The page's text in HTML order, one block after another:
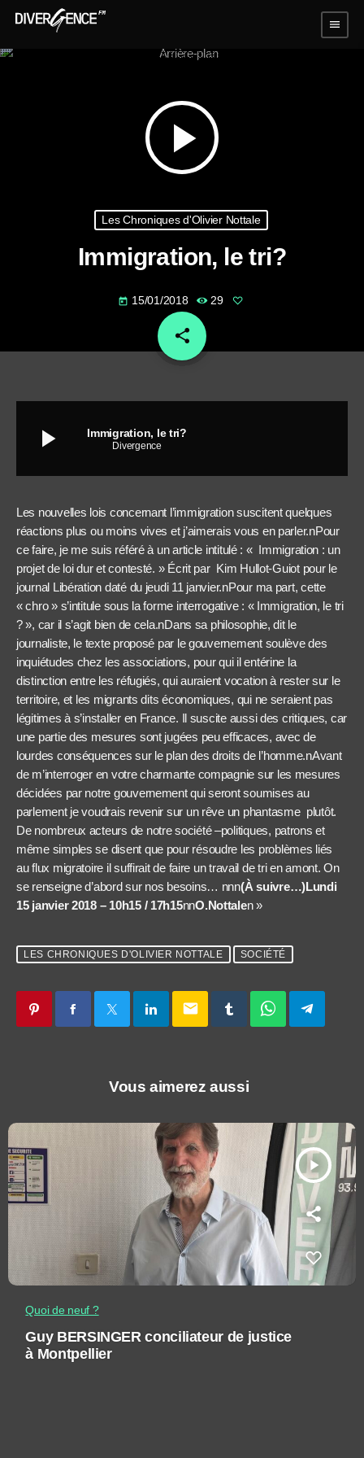
menu
play_arrow
Les Chroniques d'Olivier Nottale
Immigration, le tri?
today 15/01/2018 29
share
email
play_arrow Immigration, le tri?
Divergence
Les nouvelles lois concernant l’immigration suscitent quelques
réactions plus ou moins vives et j’aimerais vous en parler.nPour
ce faire, je me suis référé à un article intitulé : « Immigration : un
projet de loi dur et contesté. » Écrit par Kim Hullot-Guiot pour le
journal Libération daté du jeudi 11 janvier.nPour ma part, cette
« chro » s’intitule sous la forme interrogative : « Immigration, le tri
? », car il s’agit bien de cela.nDans sa philosophie, dit le
journaliste, le texte proposé par le gouvernement soulève des
inquiétudes chez les associations, pour qui il entérine la
distinction entre les réfugiés, qui auraient vocation à rester sur le
territoire, et les migrants dits économiques, qui ne seraient pas
légitimes à s’installer en France. Il suscite aussi des critiques, car
une partie des mesures sont jugées peu efficaces, avec de
lourdes conséquences sur le plan des droits de l’homme.nAvant
de m’interroger en votre charmante compagnie sur les mesures
décidées par notre gouvernement qui seront soumises au
parlement je voudrais revenir sur un rêve un phantasme plutôt.
De nombreux acteurs de notre société –politiques, patrons et
même simples se disent que pour résoudre les problèmes liés
au flux migratoire il suffirait de faire un travail de tri en amont. On
se renseigne d’abord sur nos besoins… nnn(À suivre…)Lundi
15 janvier 2018 – 10h15 / 17h15nnO.Nottalen »
LES CHRONIQUES D'OLIVIER NOTTALE SOCIÉTÉ
email
Vous aimerez aussi
play_arrow
Quoi de neuf ?
Guy BERSINGER conciliateur de justice
à Montpellier